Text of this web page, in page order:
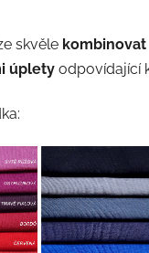
skvěle kombinovat
úplety odpovídající